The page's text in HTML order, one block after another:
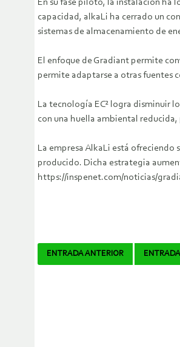
En su fase piloto, la instalación ha
capacidad, alkaLi ha cerrado un
sistemas de almacenamiento de
El enfoque de Gradiant permite
permite adaptarse a otras fuentes
La tecnología EC² logra disminuir
con una huella ambiental
La empresa AlkaLi está
producido. Dicha estrategia
https://inspenet.com/noticias/
Navegador
ENTRADA ANTERIOR